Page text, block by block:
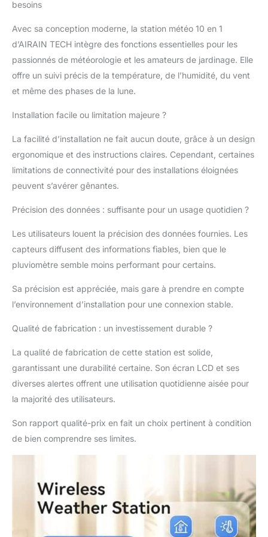
avoir besoin de câblage, ce qui le rend
idéal pour un usage personnel et
professionnel. Grand écran transparent : la
console d'intérieur dispose d'un écran
LCD de 7,3" facile à lire avec luminosité
réglable, fournissant une mine
direction du vent, les prévisions
météorologiques, la température et
l'humidité intérieures et extérieures, la
pression atmosphérique, les précipitations,
la phase de lune et les alertes, vous
assurant de rester informé sous n'importe
produit est livré avec une garantie de
aux États-Unis. Si vous rencontrez des
problèmes techniques ou non résolus,
veuillez contacter notre équipe après-
vente par téléphone ou par e-mail. Horloge
atomique et alarme : cette station météo
sans fil intérieure et extérieure avec un
signal d'horloge atomique recherche
calibrage l'heure. Veuillez sélectionner le
fuseau horaire approprié pour votre
emplacement. Vous pouvez également
définir des alarmes de température,
d'humidité, de pression atmosphérique et
besoins
Avec sa conception moderne, la station météo 10 en 1
d’AIRAIN TECH intègre des fonctions essentielles pour les
passionnés de météorologie et les amateurs de jardinage. Elle
offre un suivi précis de la température, de l’humidité, du vent
et même des phases de la lune.
Installation facile ou limitation majeure ?
La facilité d’installation ne fait aucun doute, grâce à un design
ergonomique et des instructions claires. Cependant, certaines
limitations de connectivité pour des installations éloignées
peuvent s’avérer gênantes.
Précision des données : suffisante pour un usage quotidien ?
Les utilisateurs louent la précision des données fournies. Les
capteurs diffusent des informations fiables, bien que le
pluviomètre semble moins performant pour certains.
Sa précision est appréciée, mais gare à prendre en compte
l’environnement d’installation pour une connexion stable.
Qualité de fabrication : un investissement durable ?
La qualité de fabrication de cette station est solide,
garantissant une durabilité certaine. Son écran LCD et ses
diverses alertes offrent une utilisation quotidienne aisée pour
la majorité des utilisateurs.
Son rapport qualité-prix en fait un choix pertinent à condition
de bien comprendre ses limites.